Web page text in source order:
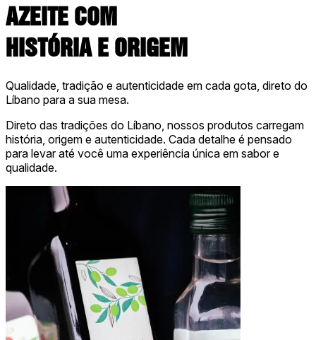
AZEITE COM
HISTÓRIA E ORIGEM
Qualidade, tradição e autenticidade em cada gota, direto do
Líbano para a sua mesa.
Direto das tradições do Líbano, nossos produtos carregam
história, origem e autenticidade. Cada detalhe é pensado
para levar até você uma experiência única em sabor e
qualidade.